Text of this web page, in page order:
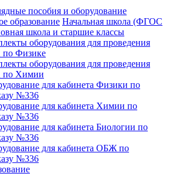
пособия и оборудование
образование Начальная школа (ФГОС
школа и старшие классы
оборудования для проведения
Физике
оборудования для проведения
Химии
для кабинета Физики по
№336
для кабинета Химии по
№336
для кабинета Биологии по
№336
для кабинета ОБЖ по
№336